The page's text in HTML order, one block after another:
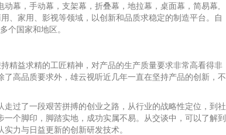
幕，手动幕，支架幕，折叠幕，地拉幕，桌面幕，简易幕,
、家用、影视等领域，以创新和品质求稳定的制造平台。自
个国家和地区。
精益求精的工匠精神，对产品的生产质量要求非常高看得非
高品质要求外，雄云视听近几年一直在坚持产品的创新，不
过了一段艰苦拼搏的创业之路，从行业的战略性定位，到社
个脚印，脚踏实地，成功实属不易。从交谈中，可以了解到
力与日益更新的创新研发技术。